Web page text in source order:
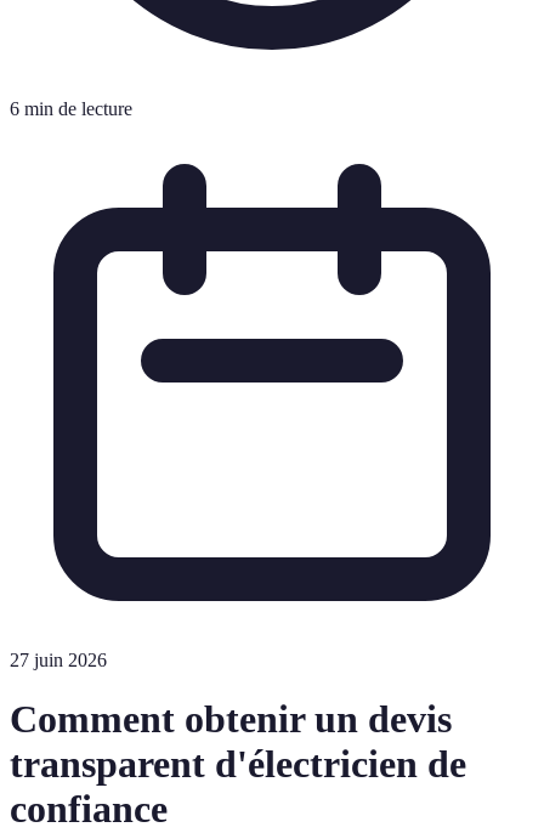
6 min de lecture
27 juin 2026
Comment obtenir un devis
transparent d'électricien de
confiance